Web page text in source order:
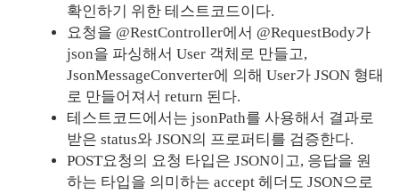
확인하기 위한 테스트코드이다.
요청을 @RestController에서 @RequestBody가
json을 파싱해서 User 객체로 만들고,
JsonMessageConverter에 의해 User가 JSON 형태
로 만들어져서 return 된다.
테스트코드에서는 jsonPath를 사용해서 결과로
받은 status와 JSON의 프로퍼티를 검증한다.
POST요청의 요청 타입은 JSON이고, 응답을 원
하는 타입을 의미하는 accept 헤더도 JSON으로